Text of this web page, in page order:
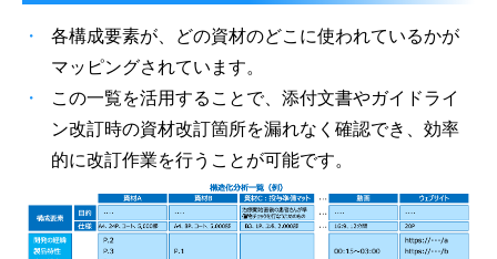
各構成要素が、どの資材のどこに使われているかが
マッピングされています。
この一覧を活用することで、添付文書やガイドライ
ン改訂時の資材改訂箇所を漏れなく確認でき、効率
的に改訂作業を行うことが可能です。